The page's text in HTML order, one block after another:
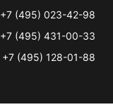
+7 (495) 023-42-98
+7 (495) 431-00-33
+7 (495) 128-01-88